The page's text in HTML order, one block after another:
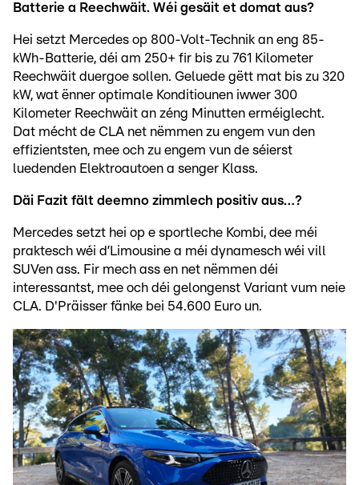
Batterie a Reechwäit. Wéi gesäit et domat aus?
Hei setzt Mercedes op 800-Volt-Technik an eng 85-
kWh-Batterie, déi am 250+ fir bis zu 761 Kilometer
Reechwäit duergoe sollen. Geluede gëtt mat bis zu 320
kW, wat ënner optimale Konditiounen iwwer 300
Kilometer Reechwäit an zéng Minutten erméiglecht.
Dat mécht de CLA net nëmmen zu engem vun den
effizientsten, mee och zu engem vun de séierst
luedenden Elektroautoen a senger Klass.
Däi Fazit fält deemno zimmlech positiv aus…?
Mercedes setzt hei op e sportleche Kombi, dee méi
praktesch wéi d’Limousine a méi dynamesch wéi vill
SUVen ass. Fir mech ass en net nëmmen déi
interessantst, mee och déi gelongenst Variant vum neie
CLA. D'Präisser fänke bei 54.600 Euro un.